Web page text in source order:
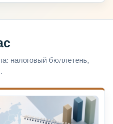
налоговый бюллетень,